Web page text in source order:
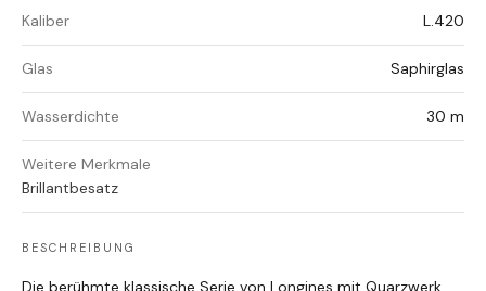
Kaliber L.420
Glas Saphirglas
Wasserdichte 30 m
Weitere Merkmale
Brillantbesatz
BESCHREIBUNG
Die berühmte klassische Serie von Longines mit Quarzwerk.